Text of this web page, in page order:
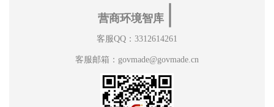
营商环境智库
客服QQ：3312614261
客服邮箱：govmade@govmade.cn